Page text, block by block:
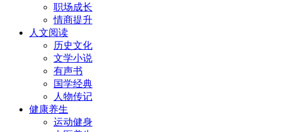
职场成长
情商提升
人文阅读
历史文化
文学小说
有声书
国学经典
人物传记
健康养生
运动健身